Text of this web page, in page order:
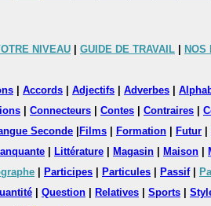
NIVEAU GUIDE DE TRAVAIL NOS
Accords Adjectifs Adverbes
Connecteurs Contes Contraires
Seconde Films Formation Futur
Littérature Magasin Maison
Participes Particules Passif|
Question Relatives Sports